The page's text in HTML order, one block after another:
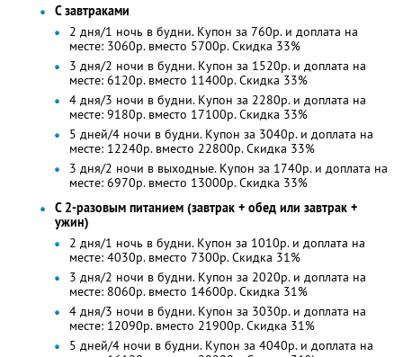
С завтраками
2 дня/1 ночь в будни. Купон за 760р. и доплата на
месте: 3060р. вместо 5700р. Скидка 33%
3 дня/2 ночи в будни. Купон за 1520р. и доплата на
месте: 6120р. вместо 11400р. Скидка 33%
4 дня/3 ночи в будни. Купон за 2280р. и доплата на
месте: 9180р. вместо 17100р. Скидка 33%
5 дней/4 ночи в будни. Купон за 3040р. и доплата на
месте: 12240р. вместо 22800р. Скидка 33%
3 дня/2 ночи в выходные. Купон за 1740р. и доплата на
месте: 6970р. вместо 13000р. Скидка 33%
С 2-разовым питанием (завтрак + обед или завтрак +
ужин)
2 дня/1 ночь в будни. Купон за 1010р. и доплата на
месте: 4030р. вместо 7300р. Скидка 31%
3 дня/2 ночи в будни. Купон за 2020р. и доплата на
месте: 8060р. вместо 14600р. Скидка 31%
4 дня/3 ночи в будни. Купон за 3030р. и доплата на
месте: 12090р. вместо 21900р. Скидка 31%
5 дней/4 ночи в будни. Купон за 4040р. и доплата на